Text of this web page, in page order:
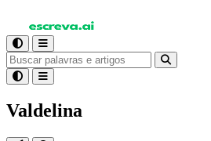
Valdelina